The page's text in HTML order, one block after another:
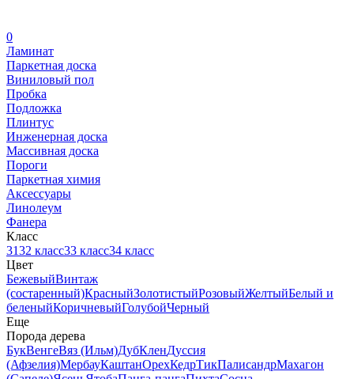
0
Ламинат
Паркетная доска
Виниловый пол
Пробка
Подложка
Плинтус
Инженерная доска
Массивная доска
Пороги
Паркетная химия
Аксессуары
Линолеум
Фанера
Класс
3132 класс33 класс34 класс
Цвет
БежевыйВинтаж
(состаренный)КрасныйЗолотистыйРозовыйЖелтыйБелый и
беленыйКоричневыйГолубойЧерный
Еще
Порода дерева
БукВенгеВяз (Ильм)ДубКленДуссия
(Афзелия)МербауКаштанОрехКедрТикПалисандрМахагон